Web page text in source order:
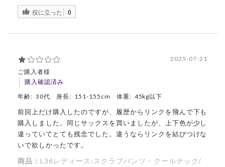
役に立った 0
ご購入者様
購入確認済み
2025-07-21
年齢: 30代 身長: 151-155cm 体重: 45kg以下
前回上だけ購入したのですが、履歴からリンクを飛んで下も
購入しました。同じサックスを買いましたが、上下色が少し
違っていてとても残念でした。違うならリンクを結びつけな
いで欲しかったです。
商品： L36レディース:スクラブパンツ・クールテック/